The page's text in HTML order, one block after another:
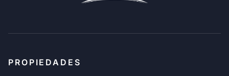
PROPIEDADES